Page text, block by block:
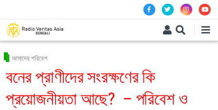
আমাদের পরিবেশ
বনের প্রাণীদের সংরক্ষণের কি
প্রয়োজনীয়তা আছে? – পরিবেশ ও